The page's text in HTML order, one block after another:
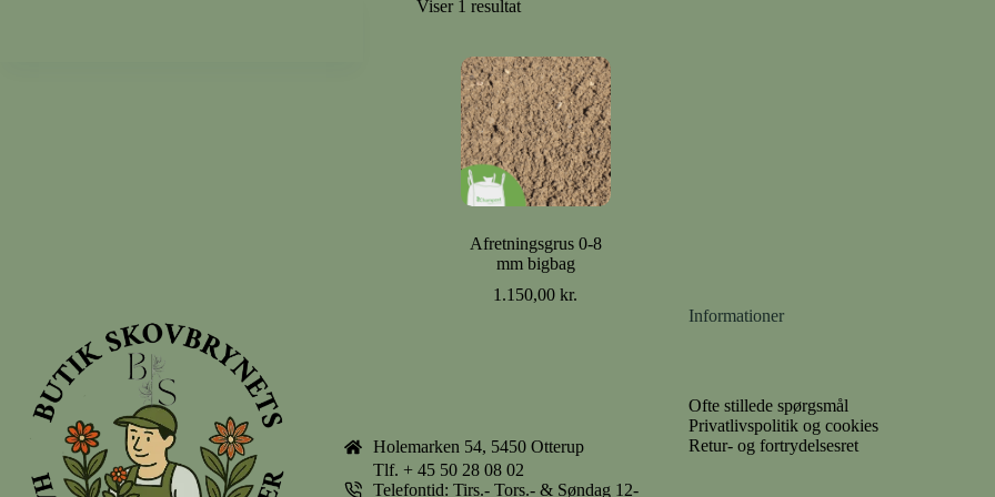
Viser 1 resultat
Afretningsgrus 0-8
mm bigbag
1.150,00kr.
Holemarken 54, 5450 Otterup
Tlf. + 45 50 28 08 02
Telefontid: Tirs.- Tors.- & Søndag 12-
Informationer
Ofte stillede spørgsmål
Privatlivspolitik og cookies
Retur- og fortrydelsesret